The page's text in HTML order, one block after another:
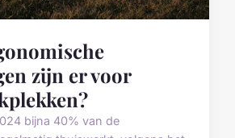
zijn er voor
bijna 40% van de